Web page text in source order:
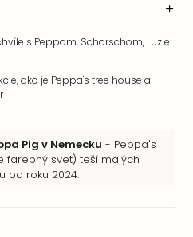
s Peppom, Schorschom, Luzie
ako je Peppa's tree house a
Pig v Nemecku - Peppa's
farebný svet) teší malých
od roku 2024.